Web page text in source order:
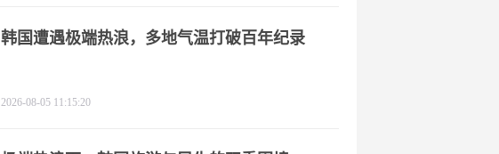
韩国遭遇极端热浪，多地气温打破百年纪录
2026-08-05 11:15:20